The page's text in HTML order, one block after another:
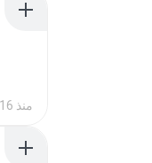
منذ 16 يومًا